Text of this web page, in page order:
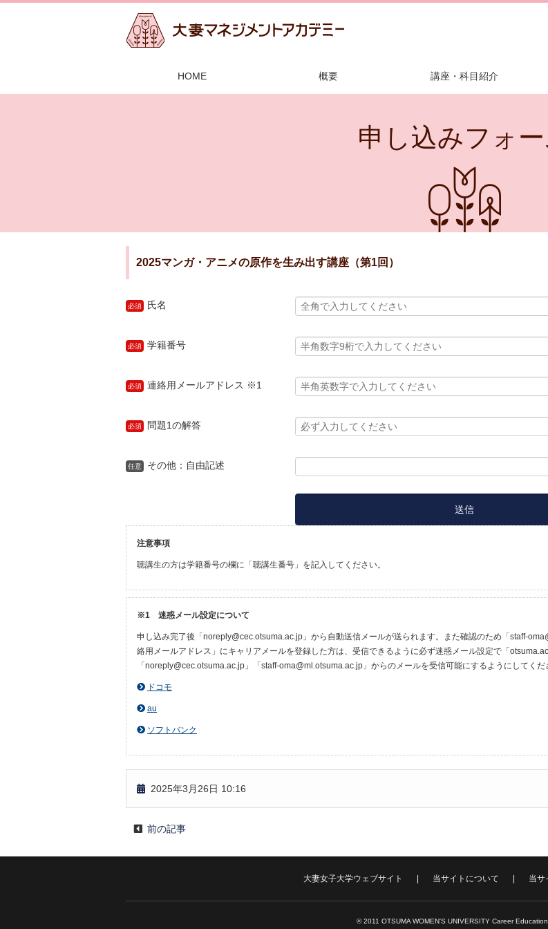
HOME 概要 講座・科目紹介
申し込みフォ
2025マンガ・アニメの原作を生み出す講座（第1回）
必須 氏名
必須 学籍番号
必須 連絡用メールアドレス ※1
必須 問題1の解答
任意 その他：自由記述
注意事項
聴講生の方は学籍番号の欄に「聴講生番号」を記入してください。
※1 迷惑メール設定について
申し込み完了後「noreply@cec.otsuma.ac.jp」から自動送信メールが送られます。また確認のため「staff-
絡用メールアドレス」にキャリアメールを登録した方は、受信できるように必ず迷惑メール設定で「
「noreply@cec.otsuma.ac.jp」「staff-oma@ml.otsuma.ac.jp」からのメールを受信可能にするようにしてく
ドコモ
au
ソフトバンク
2025年3月26日 10:16
前の記事
大妻女子大学ウェブサイト 当サイトについて 当サ
© 2011 OTSUMA WOMEN'S UNIVERSITY Career